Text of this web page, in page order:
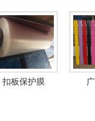
扣板保护膜